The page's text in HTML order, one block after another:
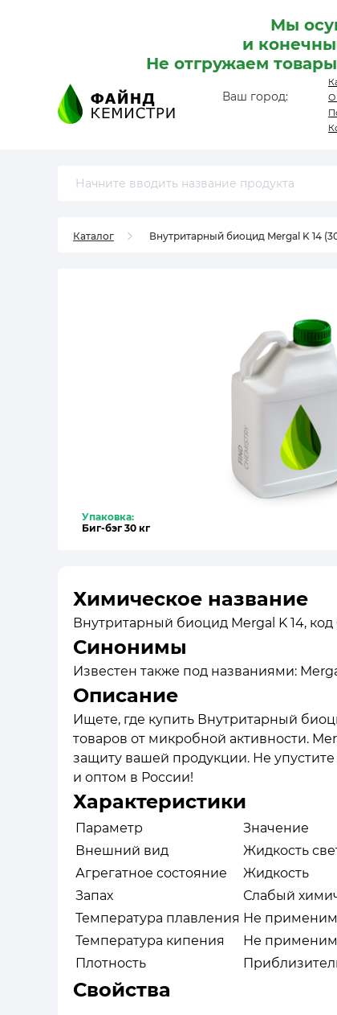
Мы
и
Не отгружаем
Ваш город:
О
Каталог Внутритарный биоцид Mergal K 14
Упаковка:
Биг-бэг 30 кг
Химическое название
Внутритарный биоцид Mergal K 14, код
Синонимы
Известен также под названиями:
Описание
Ищете, где купить Внутритарный
товаров от микробной активности.
защиту вашей продукции. Не
и оптом в России!
Характеристики
Параметр
Значение
Внешний вид
Жидкость
Агрегатное состояние
Жидкость
Запах
Слабый
Температура плавления Не
Температура кипения
Не
Плотность
Свойства